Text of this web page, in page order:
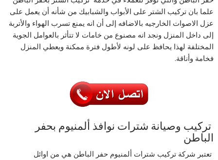
علما بان تركيب الشتر على الأبواب والشبابيك من شأنه أن يعمل على
عزل الاصوات الخارجيه بالاضافه إلى أن انه يمنع تسرب الهواء والأتربة
إلى داخل المنزل ونجد انه مصنوع من خامات لا تتأثر بالعوامل الجوية
المختلفة لهذا يحافظ على لونه لأطول فترة ممكنة ويعطي المنزل
فخامة وأناقة.
تركيب وصيانة شترات نوافذ ألمنيوم بحفر
الباطن
تعتبر شركة تركيب شترات ألمنيوم حفر الباطن هي من اوائل